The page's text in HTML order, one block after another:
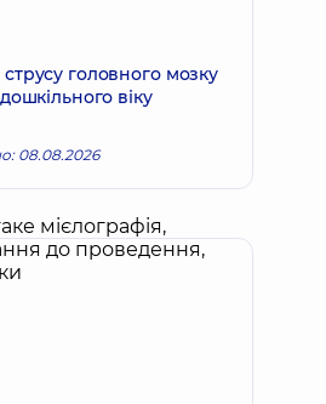
до лікаря
головного мозку
віку
08.08.2026